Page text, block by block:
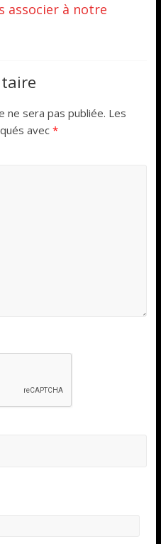
associer à notre
ne sera pas publiée. Les
avec *